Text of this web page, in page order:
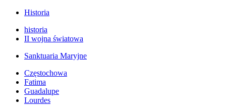
Historia
historia
II wojna światowa
Sanktuaria Maryjne
Częstochowa
Fatima
Guadalupe
Lourdes